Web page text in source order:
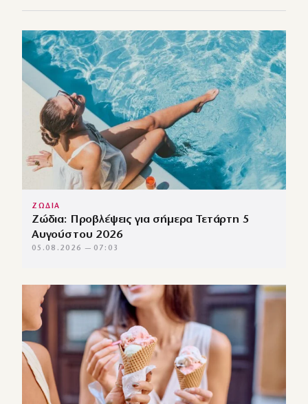
ΖΩΔΙΑ
Ζώδια: Προβλέψεις για σήμερα Τετάρτη 5
Αυγούστου 2026
05.08.2026 — 07:03